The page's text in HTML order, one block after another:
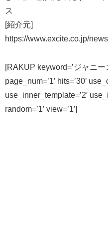
ス
[紹介元]
https://www.excite.co.jp/
[RAKUP keyword=’ジャニー
page_num=’1′ hits=’30’
use_inner_template=’2′
random=’1′ view=’1′]